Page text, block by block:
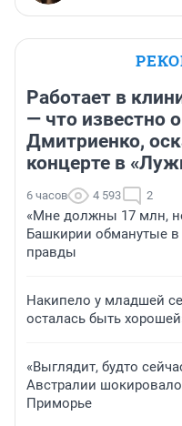
Работает в
— что известно
Дмитриенко,
концерте в
6 часов 4 593 2
«Мне должны 17 млн,
Башкирии обманутые
правды
Накипело у младшей
осталась быть
«Выглядит, будто
Австралии
Приморье